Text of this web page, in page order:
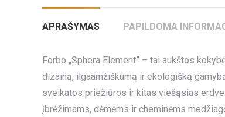
APRAŠYMAS PAPILDOMA
Forbo „Sphera Element” – tai aukštos
dizainą, ilgaamžiškumą ir ekologišką
sveikatos priežiūros ir kitas viešąsias
įbrėžimams, dėmėms ir cheminėms